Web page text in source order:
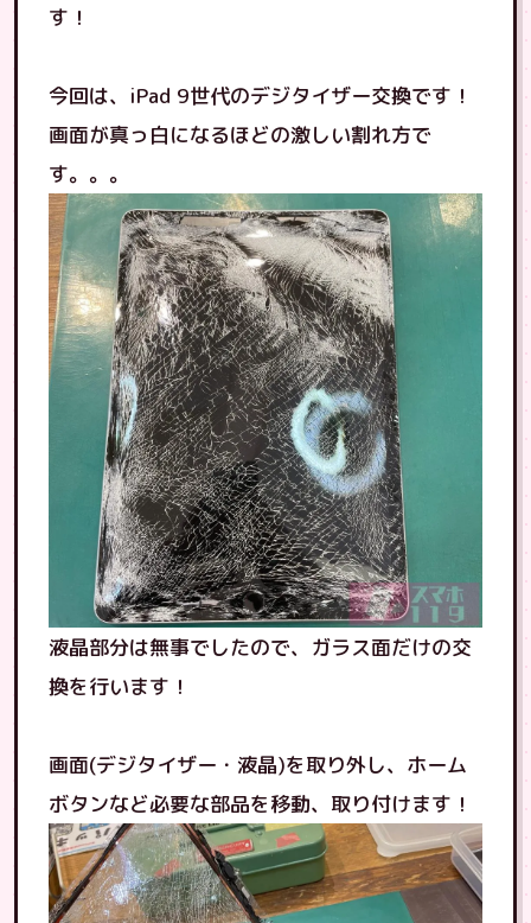
す！
今回は、iPad 9世代のデジタイザー交換です！
画面が真っ白になるほどの激しい割れ方で
す。。。
液晶部分は無事でしたので、ガラス面だけの交
換を行います！
画面(デジタイザー・液晶)を取り外し、ホーム
ボタンなど必要な部品を移動、取り付けます！